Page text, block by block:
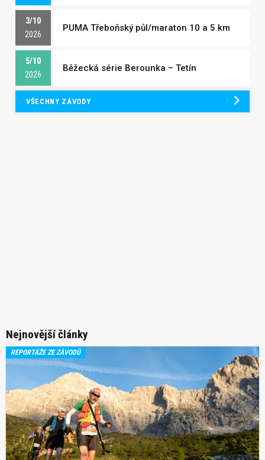
3/10
2026
PUMA Třeboňský půl/maraton 10 a 5 km
5/10
2026
Běžecká série Berounka – Tetín
VŠECHNY ZÁVODY
Nejnovější články
REPORTÁŽE ZE ZÁVODŮ